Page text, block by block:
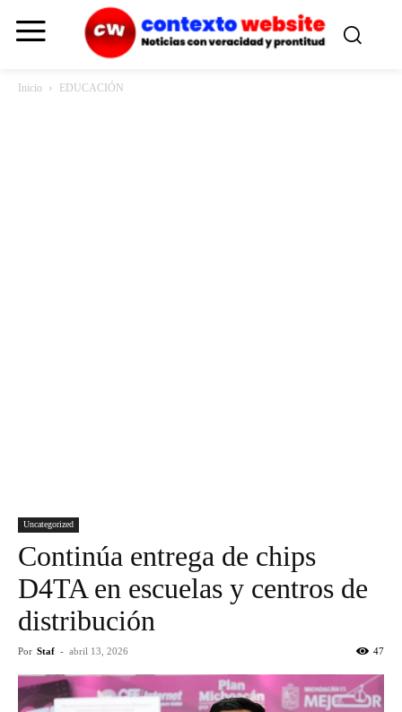
Inicio EDUCACIÓN
Uncategorized
Continúa entrega de chips
D4TA en escuelas y centros de
distribución
Por Staf - abril 13, 2026 47